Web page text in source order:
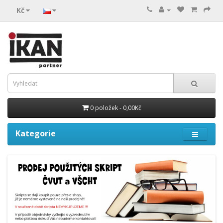
Kč
0 položek - 0,00Kč
Kategorie